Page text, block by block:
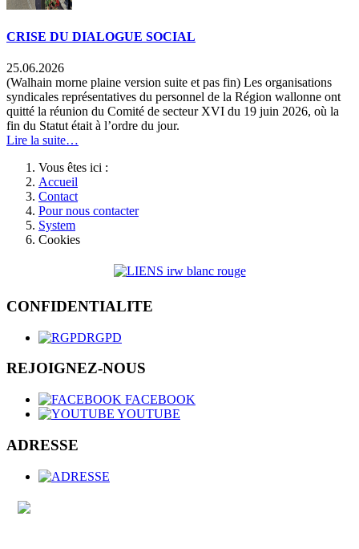
CRISE DU DIALOGUE SOCIAL
25.06.2026
(Walhain morne plaine version suite et pas fin) Les organisations
syndicales représentatives du personnel de la Région wallonne ont
quitté la réunion du Comité de secteur XVI du 19 juin 2026, où la
fin du Statut était à l’ordre du jour.
Lire la suite…
Vous êtes ici :
Accueil
Contact
Pour nous contacter
System
Cookies
CONFIDENTIALITE
RGPD
REJOIGNEZ-NOUS
FACEBOOK
YOUTUBE
ADRESSE